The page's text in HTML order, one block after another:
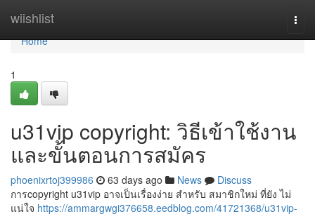
wiishlist
Home
Home
1
u31vip copyright: วิธีเข้าใช้งาน
และขั้นตอนการสมัคร
phoenixrtoj399986 63 days ago News
Discuss
การcopyright u31vip อาจเป็นเรื่องง่าย สำหรับ สมาชิกใหม่ ที่ยัง ไม่
แน่ใจ https://ammargwgi376658.eedblog.com/41721368/u31vip-